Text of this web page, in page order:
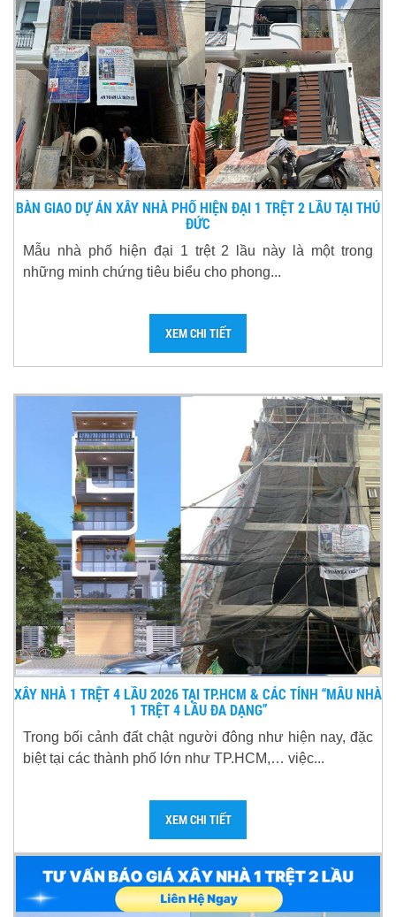
BÀN GIAO DỰ ÁN XÂY NHÀ PHỐ HIỆN ĐẠI 1 TRỆT 2 LẦU TẠI THỦ
ĐỨC
Mẫu nhà phố hiện đại 1 trệt 2 lầu này là một trong
những minh chứng tiêu biểu cho phong...
XEM CHI TIẾT
XÂY NHÀ 1 TRỆT 4 LẦU 2026 TẠI TP.HCM & CÁC TỈNH “MẪU NHÀ
1 TRỆT 4 LẦU ĐA DẠNG”
Trong bối cảnh đất chật người đông như hiện nay, đặc
biệt tại các thành phố lớn như TP.HCM,… việc...
XEM CHI TIẾT